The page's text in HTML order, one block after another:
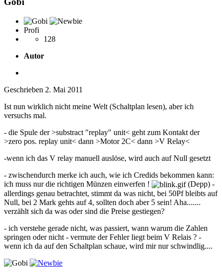
Profi
128
Autor
Geschrieben 2. Mai 2011
Ist nun wirklich nicht meine Welt (Schaltplan lesen), aber ich
versuchs mal.
- die Spule der >substract "replay" unit< geht zum Kontakt der
>zero pos. replay unit< dann >Motor 2C< dann >V Relay<
-wenn ich das V relay manuell auslöse, wird auch auf Null gesetzt
- zwischendurch merke ich auch, wie ich Credids bekommen kann:
ich muss nur die richtigen Münzen einwerfen !
(Depp) -
allerdings genau betrachtet, stimmt da was nicht, bei 50Pf bleibts auf
Null, bei 2 Mark gehts auf 4, sollten doch aber 5 sein! Aha.......
verzählt sich da was oder sind die Preise gestiegen?
- ich verstehe gerade nicht, was passiert, wann warum die Zahlen
springen oder nicht - vermute der Fehler liegt beim V Relais ? -
wenn ich da auf den Schaltplan schaue, wird mir nur schwindlig....